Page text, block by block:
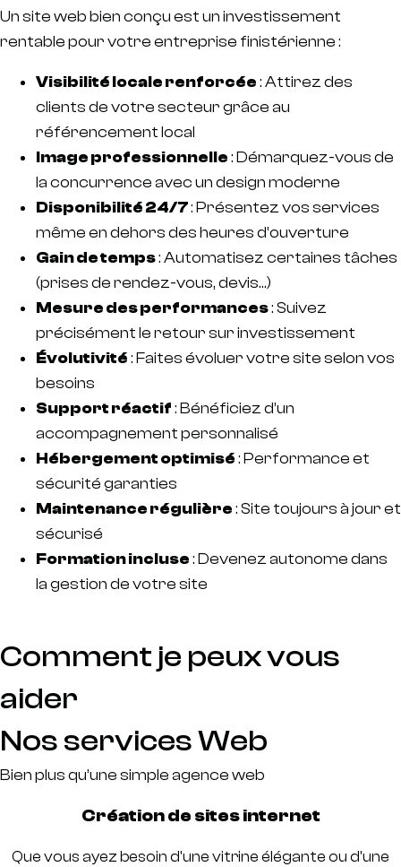
Un site web bien conçu est un investissement
rentable pour votre entreprise finistérienne :
Visibilité locale renforcée : Attirez des
clients de votre secteur grâce au
référencement local
Image professionnelle : Démarquez-vous de
la concurrence avec un design moderne
Disponibilité 24/7: Présentez vos services
même en dehors des heures d’ouverture
Gain de temps: Automatisez certaines tâches
(prises de rendez-vous, devis…)
Mesure des performances: Suivez
précisément le retour sur investissement
Évolutivité : Faites évoluer votre site selon vos
besoins
Support réactif : Bénéficiez d’un
accompagnement personnalisé
Hébergement optimisé : Performance et
sécurité garanties
Maintenance régulière : Site toujours à jour et
sécurisé
Formation incluse : Devenez autonome dans
la gestion de votre site
Comment je peux vous
aider
Nos services Web
Bien plus qu’une simple agence web
Création de sites internet
Que vous ayez besoin d'une vitrine élégante ou d'une